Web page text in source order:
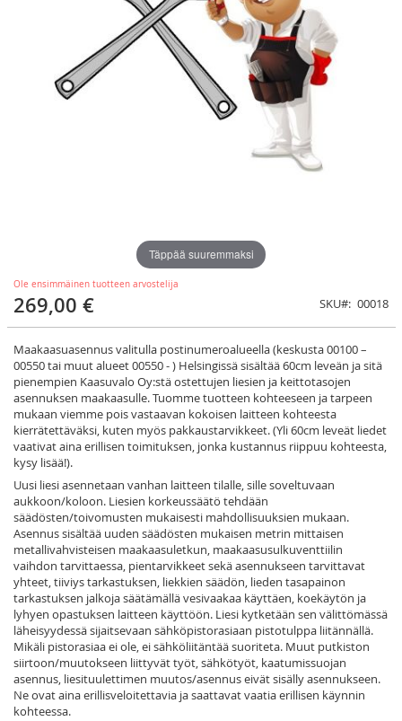
Ole ensimmäinen tuotteen arvostelija
269,00 € SKU 00018
Maakaasuasennus valitulla postinumeroalueella (keskusta 00100 –
00550 tai muut alueet 00550 - ) Helsingissä sisältää 60cm leveän ja sitä
pienempien Kaasuvalo Oy:stä ostettujen liesien ja keittotasojen
asennuksen maakaasulle. Tuomme tuotteen kohteeseen ja tarpeen
mukaan viemme pois vastaavan kokoisen laitteen kohteesta
kierrätettäväksi, kuten myös pakkaustarvikkeet. (Yli 60cm leveät liedet
vaativat aina erillisen toimituksen, jonka kustannus riippuu kohteesta,
kysy lisää!).
Uusi liesi asennetaan vanhan laitteen tilalle, sille soveltuvaan
aukkoon/koloon. Liesien korkeussäätö tehdään
säädösten/toivomusten mukaisesti mahdollisuuksien mukaan.
Asennus sisältää uuden säädösten mukaisen metrin mittaisen
metallivahvisteisen maakaasuletkun, maakaasusulkuventtiilin
vaihdon tarvittaessa, pientarvikkeet sekä asennukseen tarvittavat
yhteet, tiiviys tarkastuksen, liekkien säädön, lieden tasapainon
tarkastuksen jalkoja säätämällä vesivaakaa käyttäen, koekäytön ja
lyhyen opastuksen laitteen käyttöön. Liesi kytketään sen välittömässä
läheisyydessä sijaitsevaan sähköpistorasiaan pistotulppa liitännällä.
Mikäli pistorasiaa ei ole, ei sähköliitäntää suoriteta. Muut putkiston
siirtoon/muutokseen liittyvät työt, sähkötyöt, kaatumissuojan
asennus, liesituulettimen muutos/asennus eivät sisälly asennukseen.
Ne ovat aina erillisveloitettavia ja saattavat vaatia erillisen käynnin
kohteessa.
Täppää suuremmaksi